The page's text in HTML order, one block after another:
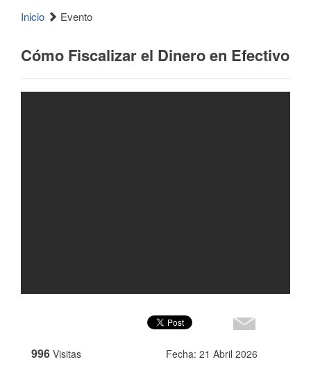
Inicio Evento
Cómo Fiscalizar el Dinero en Efectivo
996 Visitas Fecha: 21 Abril 2026